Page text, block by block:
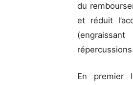
du
et réduit
En premier